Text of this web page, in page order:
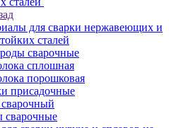
для сварки нержавеющих и
сталей
сварочные
сплошная
порошковая
присадочные
сварочные